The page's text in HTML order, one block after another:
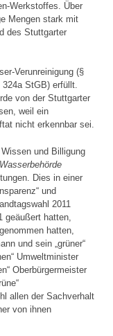
Werkstoffes. Über
Mengen stark mit
des Stuttgarter
Verunreinigung (§
StGB) erfüllt.
von der Stuttgarter
weil ein
nicht erkennbar sei.
und Billigung
Dies in einer
und
2011
geäußert hatten,
hatten,
und sein „grüner“
Umweltminister
Oberbürgermeister
allen der Sachverhalt
von ihnen